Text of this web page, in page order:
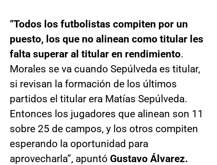
“Todos los futbolistas compiten por un
puesto, los que no alinean como titular les
falta superar al titular en rendimiento.
Morales se va cuando Sepúlveda es titular,
si revisan la formación de los últimos
partidos el titular era Matías Sepúlveda.
Entonces los jugadores que alinean son 11
sobre 25 de campos, y los otros compiten
esperando la oportunidad para
aprovecharla”, apuntó Gustavo Álvarez.